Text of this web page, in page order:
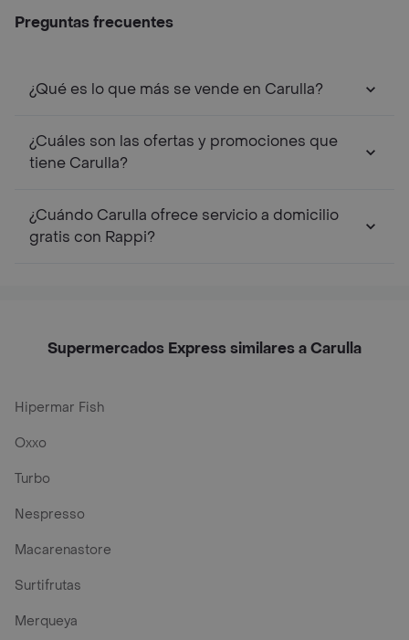
Preguntas frecuentes
¿Qué es lo que más se vende en Carulla?
¿Cuáles son las ofertas y promociones que
tiene Carulla?
¿Cuándo Carulla ofrece servicio a domicilio
gratis con Rappi?
Supermercados Express similares a Carulla
Hipermar Fish
Oxxo
Turbo
Nespresso
Macarenastore
Surtifrutas
Merqueya